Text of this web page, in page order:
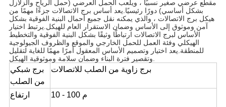
مقطع عرضي صغير نسبيًا ، ويلعب الحمل العرضي (حمل الرياح والزلازل
بشكل أساسي) دورًا رئيسيًا.يعد أساس برج الاتصالات جزءًا مهمًا من
هيكل برج الاتصالات ، والذي يمكنه نقل جميع أحمال البنية الفوقية بشكل
آمن وموثوق إلى الأساس وضمان الاستقرار العام للهيكل.يرتبط اختيار
الأساس لبرج الاتصالات ارتباطًا وثيقًا بشكل البنية الفوقية والتخطيط
الهيكلي وفئة العمل للحمل الخارجي والموقع والظروف الجيولوجية
للمنطقة.يعد اختيار وتصميم الأساس المعقول أمرًا مهمًا للغاية لتقليل
وتقصير فترة البناء وضمان سلامة وموثوقية الهيكل.
برج شبكي
من الصلب
برج زاوية من الصلب للاتصالات
ارتفاع 10 - 100 م